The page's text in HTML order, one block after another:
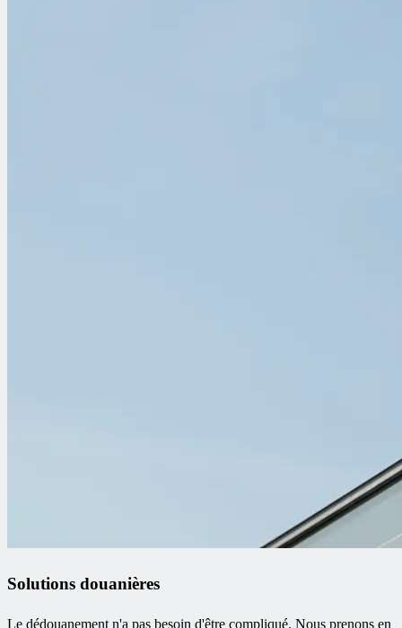
Solutions douanières
Le dédouanement n'a pas besoin d'être compliqué. Nous prenons en